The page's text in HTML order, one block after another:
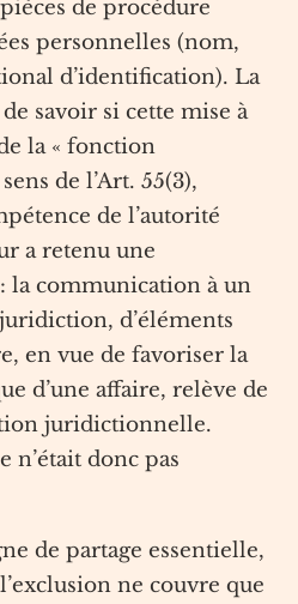
de procédure
personnelles (nom,
d’identification). La
savoir si cette mise à
la « fonction
de l’Art. 55(3),
de l’autorité
a retenu une
la communication à un
d’éléments
en vue de favoriser la
d’une affaire, relève de
juridictionnelle.
n’était donc pas
de partage essentielle,
ne couvre que